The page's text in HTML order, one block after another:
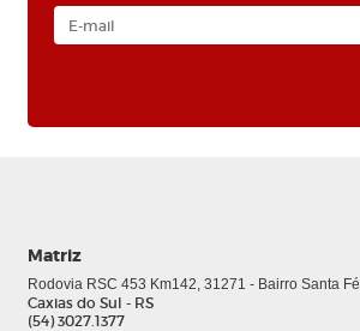
Matriz
Rodovia RSC 453 Km142, 31271 - Bairro Santa Fé
Caxias do Sul - RS
(54) 3027.1377